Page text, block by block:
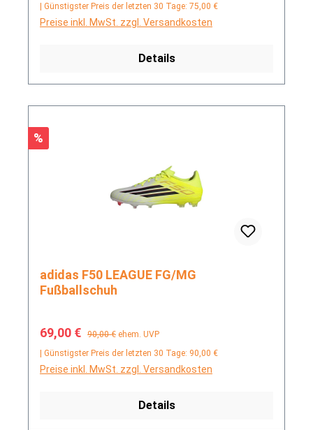
| Günstigster Preis der letzten 30 Tage: 75,00 €
Preise inkl. MwSt. zzgl. Versandkosten
Details
Rabatt
%
adidas F50 LEAGUE FG/MG
Fußballschuh
Verkaufspreis:
69,00 € Regulärer Preis:
90,00 € ehem. UVP
| Günstigster Preis der letzten 30 Tage: 90,00 €
Preise inkl. MwSt. zzgl. Versandkosten
Details